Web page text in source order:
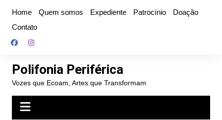
conteúdo
Home Quem somos Expediente Patrocínio
Doação
Contato
Polifonia Periférica
Vozes que Ecoam, Artes que Transformam